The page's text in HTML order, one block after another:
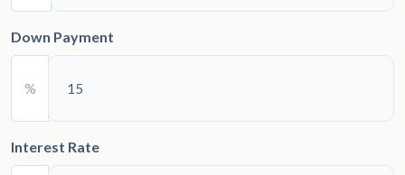
Down Payment
%
Interest Rate